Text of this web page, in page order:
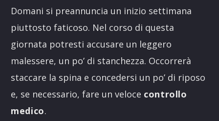
Domani si preannuncia un inizio settimana
piuttosto faticoso. Nel corso di questa
giornata potresti accusare un leggero
malessere, un po’ di stanchezza. Occorrerà
staccare la spina e concedersi un po’ di riposo
e, se necessario, fare un veloce controllo
medico.